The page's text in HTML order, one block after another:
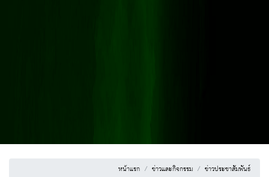
หน้าแรก ข่าวและกิจกรรม ข่าวประชาสัมพันธ์